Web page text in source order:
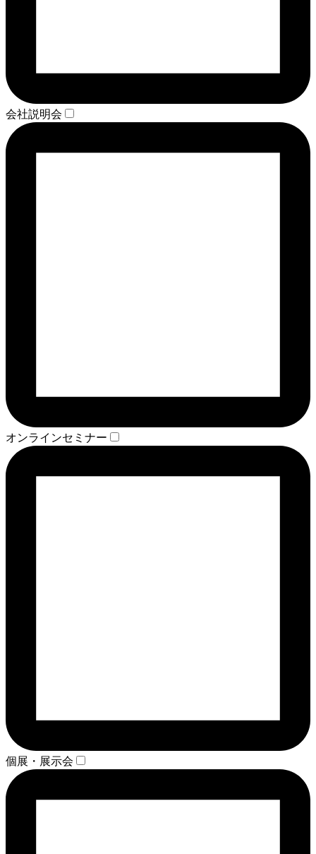
会社説明会
オンラインセミナー
個展・展示会